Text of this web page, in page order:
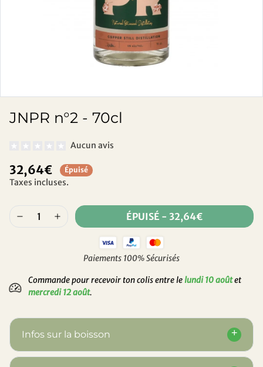
JNPR n°2 - 70cl
Aucun avis
32,64€ Épuisé
Taxes incluses.
ÉPUISÉ - 32,64€
Paiements 100% Sécurisés
Commande pour recevoir ton colis entre lelundi 10 aoûtet
mercredi 12 août.
Infos sur la boisson